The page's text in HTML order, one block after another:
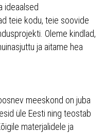
ideaalsed
teie kodu, teie soovide
Oleme kindlad,
ja aitame hea
meeskond on juba
üle Eesti ning teostab
materjalidele ja